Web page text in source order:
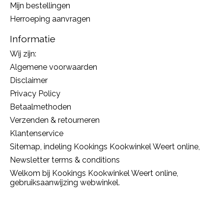
Mijn bestellingen
Herroeping aanvragen
Informatie
Wij zijn:
Algemene voorwaarden
Disclaimer
Privacy Policy
Betaalmethoden
Verzenden & retourneren
Klantenservice
Sitemap, indeling Kookings Kookwinkel Weert online,
Newsletter terms & conditions
Welkom bij Kookings Kookwinkel Weert online,
gebruiksaanwijzing webwinkel.